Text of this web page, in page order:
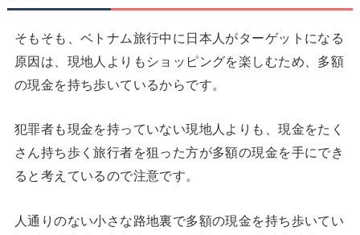
そもそも、ベトナム旅行中に日本人がターゲットになる
原因は、現地人よりもショッピングを楽しむため、多額
の現金を持ち歩いているからです。
犯罪者も現金を持っていない現地人よりも、現金をたく
さん持ち歩く旅行者を狙った方が多額の現金を手にでき
ると考えているので注意です。
人通りのない小さな路地裏で多額の現金を持ち歩いてい